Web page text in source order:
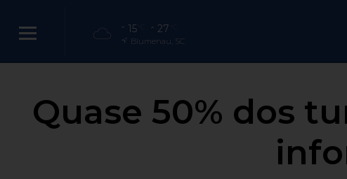
15 27
Blumenau, SC
Quase 50% dos